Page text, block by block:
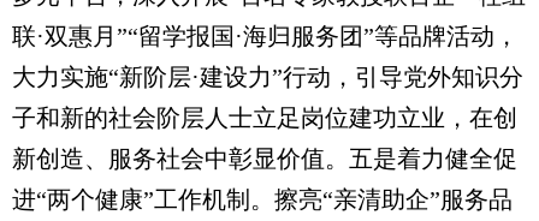
联·双惠月”“留学报国·海归服务团”等品牌活动，
大力实施“新阶层·建设力”行动，引导党外知识分
子和新的社会阶层人士立足岗位建功立业，在创
新创造、服务社会中彰显价值。五是着力健全促
进“两个健康”工作机制。擦亮“亲清助企”服务品